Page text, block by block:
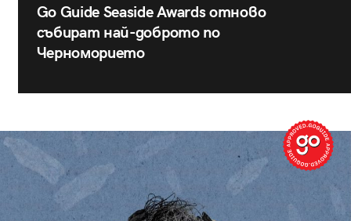
Go Guide Seaside Awards отново
събират най-доброто по
Черноморието